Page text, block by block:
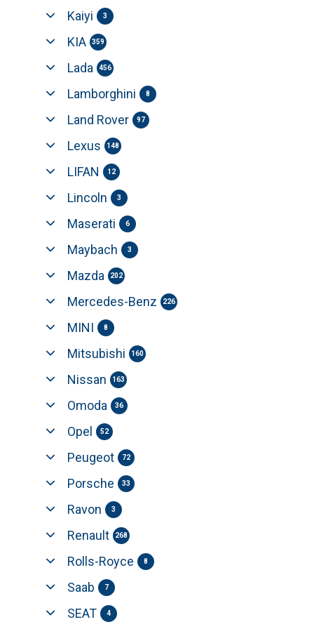
Kaiyi 3
KIA 359
Lada 456
Lamborghini 8
Land Rover 97
Lexus 148
LIFAN 12
Lincoln 3
Maserati 6
Maybach 3
Mazda 202
Mercedes-Benz 226
MINI 8
Mitsubishi 160
Nissan 163
Omoda 36
Opel 52
Peugeot 72
Porsche 33
Ravon 3
Renault 268
Rolls-Royce 8
Saab 7
SEAT 4